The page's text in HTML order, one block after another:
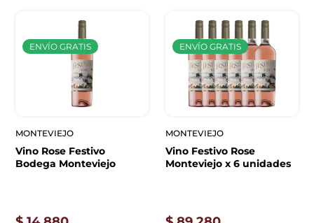
ENVÍO GRATIS
MONTEVIEJO
Vino Rose Festivo
Bodega Monteviejo
ENVÍO GRATIS
MONTEVIEJO
Vino Festivo Rose
Monteviejo x 6 unidades